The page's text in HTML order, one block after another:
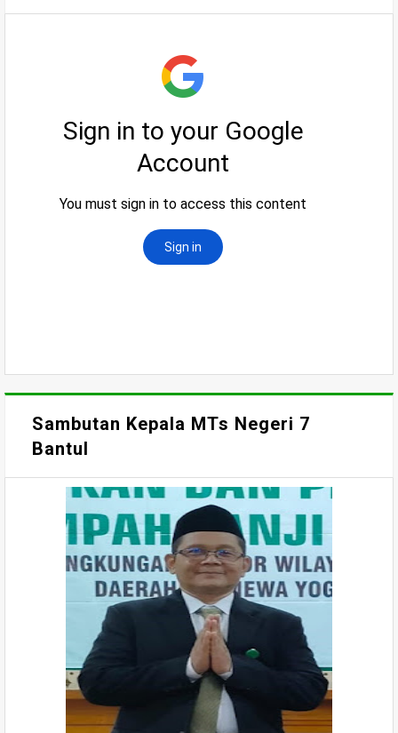
Sambutan Kepala MTs Negeri 7
Bantul